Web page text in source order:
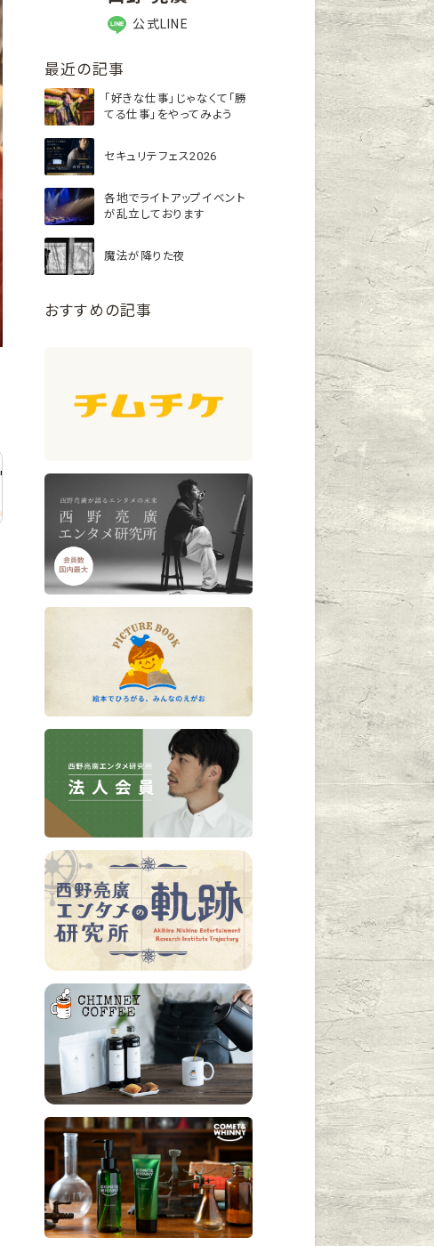
公式LINE
最近の記事
「好きな仕事」じゃなくて「勝
てる仕事」をやってみよう
セキュリテフェス2026
各地でライトアップイベント
が乱立しております
魔法が降りた夜
おすすめの記事